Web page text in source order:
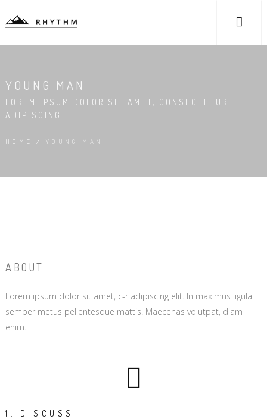
YOUNG MAN
LOREM IPSUM DOLOR SIT AMET, CONSECTETUR
ADIPISCING ELIT
HOME / YOUNG MAN
ABOUT
Lorem ipsum dolor sit amet, c-r adipiscing elit. In maximus ligula
semper metus pellentesque mattis. Maecenas volutpat, diam
enim.
1. DISCUSS